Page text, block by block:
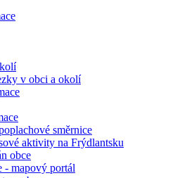
v obci a okolí
směrnice
aktivity na Frýdlantsku
obce
- mapový portál